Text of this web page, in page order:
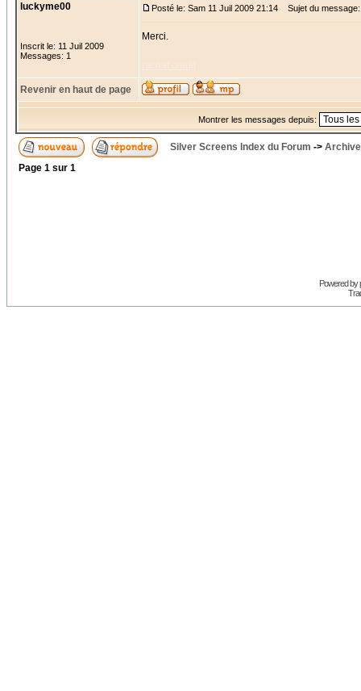
luckyme00
Inscrit le: 11 Juil 2009
Messages: 1
Posté le: Sam 11 Juil 2009 21:14 Sujet du message:
Merci.
Revenir en haut de page
Montrer les messages depuis:
Silver Screens Index du Forum ->
Page 1 sur 1
Powered by